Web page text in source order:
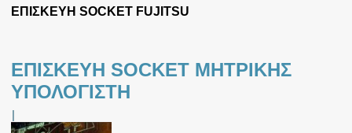
ΕΠΙΣΚΕΥΗ SOCKET FUJITSU
ΕΠΙΣΚΕΥΗ SOCKET ΜΗΤΡΙΚΗΣ
ΥΠΟΛΟΓΙΣΤΗ
|